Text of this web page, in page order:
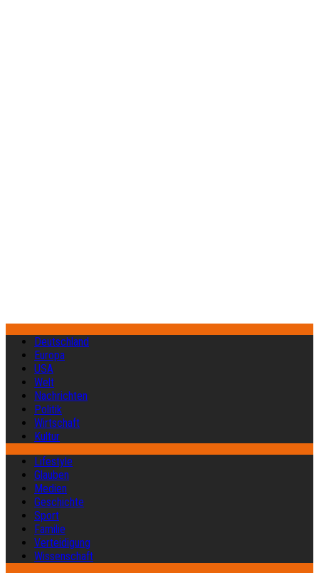
Deutschland
Europa
USA
Welt
Nachrichten
Politik
Wirtschaft
Kultur
Lifestyle
Glauben
Medien
Geschichte
Sport
Familie
Verteidigung
Wissenschaft